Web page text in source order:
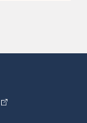
hyperlien